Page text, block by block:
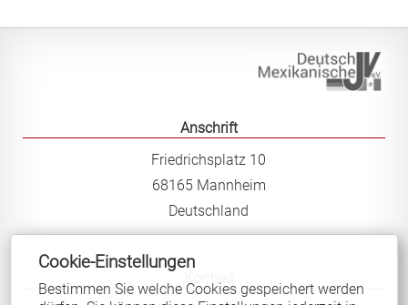
Deutsch-Mexikanische Juristenvereinigung e.V.
Anschrift
Friedrichsplatz 10
68165 Mannheim
Deutschland
Cookie-Einstellungen
Bestimmen Sie welche Cookies gespeichert werden